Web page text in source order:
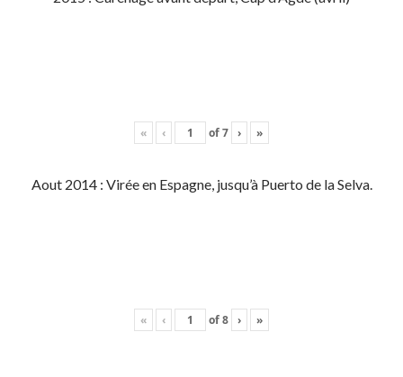
« ‹ of7 › »
Aout 2014 : Virée en Espagne, jusqu’à Puerto de la Selva.
« ‹ of8 › »